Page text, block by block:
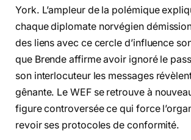
York. L’ampleur de la polémique
chaque diplomate norvégien
des liens avec ce cercle d’influence
que Brende affirme avoir ignoré le
son interlocuteur les messages
gênante. Le WEF se retrouve à
figure controversée ce qui force
revoir ses protocoles de conformité.